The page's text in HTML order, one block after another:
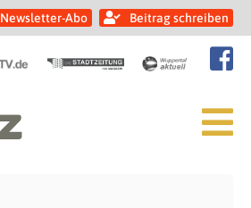
Newsletter-Abo Beitrag schreiben